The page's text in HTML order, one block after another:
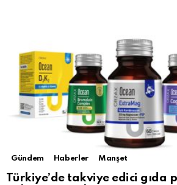
Gündem Haberler Manşet
Türkiye’de takviye edici gıda